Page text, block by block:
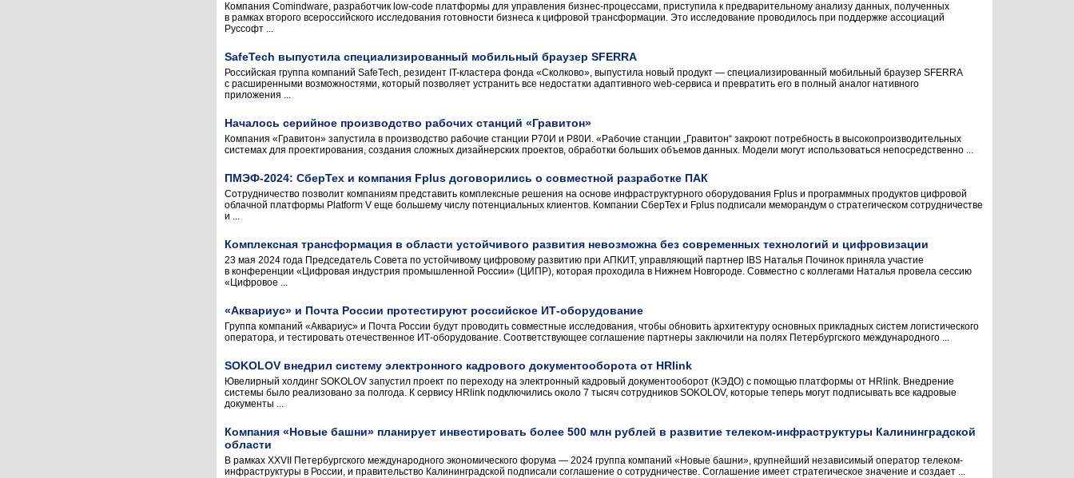
Компания Comindware, разработчик low-code платформы для управления бизнес-процессами, приступила к предварительному анализу данных, полученных
в рамках второго всероссийского исследования готовности бизнеса к цифровой трансформации. Это исследование проводилось при поддержке ассоциаций
Руссофт ...
SafeTech выпустила специализированный мобильный браузер SFERRA
Российская группа компаний SafeTech, резидент IT-кластера фонда «Сколково», выпустила новый продукт — специализированный мобильный браузер SFERRA
с расширенными возможностями, который позволяет устранить все недостатки адаптивного web-сервиса и превратить его в полный аналог нативного
приложения ...
Началось серийное производство рабочих станций «Гравитон»
Компания «Гравитон» запустила в производство рабочие станции Р70И и Р80И. «Рабочие станции „Гравитон“ закроют потребность в высокопроизводительных
системах для проектирования, создания сложных дизайнерских проектов, обработки больших объемов данных. Модели могут использоваться непосредственно ...
ПМЭФ-2024: СберТех и компания Fplus договорились о совместной разработке ПАК
Сотрудничество позволит компаниям представить комплексные решения на основе инфраструктурного оборудования Fplus и программных продуктов цифровой
облачной платформы Platform V еще большему числу потенциальных клиентов. Компании СберТех и Fplus подписали меморандум о стратегическом сотрудничестве
и ...
Комплексная трансформация в области устойчивого развития невозможна без современных технологий и цифровизации
23 мая 2024 года Председатель Совета по устойчивому цифровому развитию при АПКИТ, управляющий партнер IBS Наталья Починок приняла участие
в конференции «Цифровая индустрия промышленной России» (ЦИПР), которая проходила в Нижнем Новгороде. Совместно с коллегами Наталья провела сессию
«Цифровое ...
«Аквариус» и Почта России протестируют российское ИТ-оборудование
Группа компаний «Аквариус» и Почта России будут проводить совместные исследования, чтобы обновить архитектуру основных прикладных систем логистического
оператора, и тестировать отечественное ИТ-оборудование. Соответствующее соглашение партнеры заключили на полях Петербургского международного ...
SOKOLOV внедрил систему электронного кадрового документооборота от HRlink
Ювелирный холдинг SOKOLOV запустил проект по переходу на электронный кадровый документооборот (КЭДО) с помощью платформы от HRlink. Внедрение
системы было реализовано за полгода. К сервису HRlink подключились около 7 тысяч сотрудников SOKOLOV, которые теперь могут подписывать все кадровые
документы ...
Компания «Новые башни» планирует инвестировать более 500 млн рублей в развитие телеком-инфраструктуры Калининградской
области
В рамках XXVII Петербургского международного экономического форума — 2024 группа компаний «Новые башни», крупнейший независимый оператор телеком-
инфраструктуры в России, и правительство Калининградской подписали соглашение о сотрудничестве. Соглашение имеет стратегическое значение и создает ...